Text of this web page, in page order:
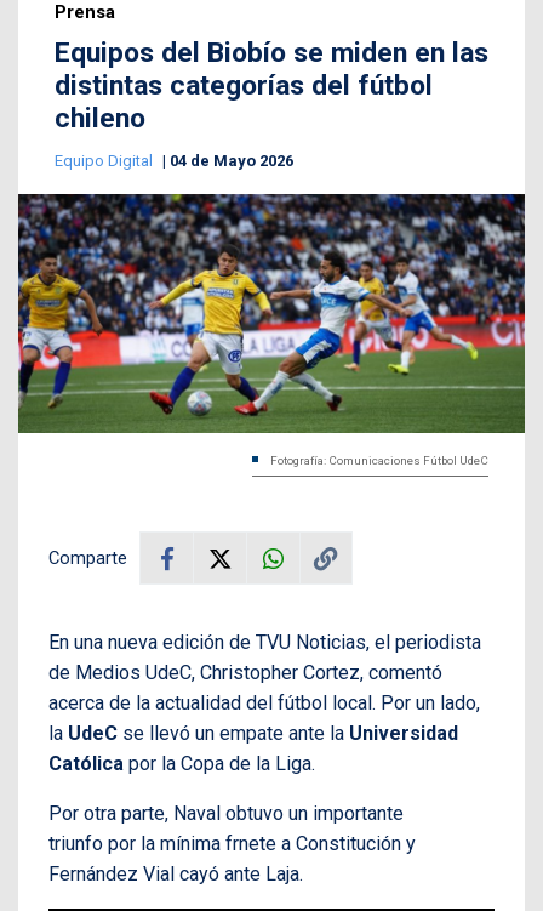
Prensa
Equipos del Biobío se miden en las
distintas categorías del fútbol
chileno
Equipo Digital 04 de Mayo 2026
Fotografía: Comunicaciones Fútbol UdeC
Comparte
En una nueva edición de TVU Noticias, el periodista
de Medios UdeC, Christopher Cortez, comentó
acerca de la actualidad del fútbol local. Por un lado,
la UdeC se llevó un empate ante la Universidad
Católica por la Copa de la Liga.
Por otra parte, Naval obtuvo un importante
triunfo por la mínima frnete a Constitución y
Fernández Vial cayó ante Laja.